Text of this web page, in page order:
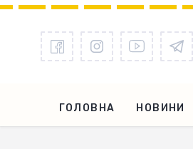
ГОЛОВНА НОВИНИ